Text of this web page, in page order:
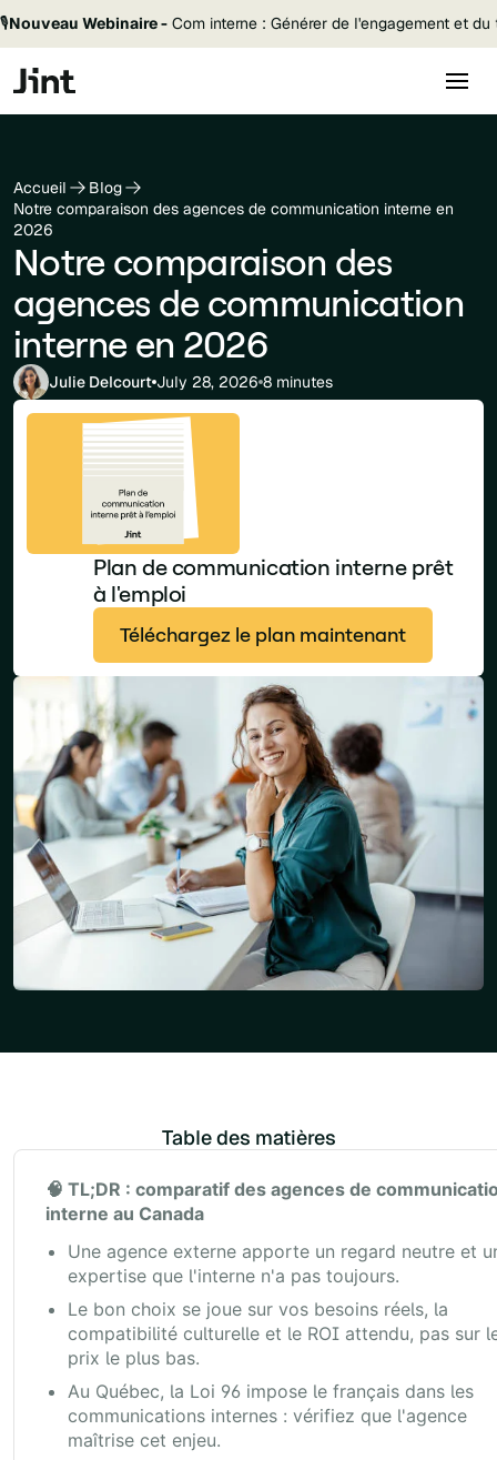
🎙️Nouveau Webinaire - Com interne : Générer de l'engagement et
Accueil
Blog
Notre comparaison des agences de communication interne en
2026
Notre comparaison des
agences de communication
interne en 2026
Julie Delcourt July 28, 2026 8 minutes
Plan de communication interne prêt
à l'emploi
Téléchargez le plan maintenant
Table des matières
🧠 TL;DR : comparatif des agences de
interne au Canada
Une agence externe apporte un regard neutre et
expertise que l'interne n'a pas toujours.
Le bon choix se joue sur vos besoins réels, la
compatibilité culturelle et le ROI attendu, pas sur
prix le plus bas.
Au Québec, la Loi 96 impose le français dans les
communications internes : vérifiez que l'agence
maîtrise cet enjeu.